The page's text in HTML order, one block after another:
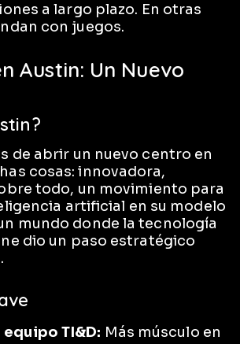
a largo plazo. En otras
con juegos.
Austin: Un Nuevo
de abrir un nuevo centro en
cosas: innovadora,
todo, un movimiento para
artificial en su modelo
mundo donde la tecnología
dio un paso estratégico
TI&D: Más músculo en